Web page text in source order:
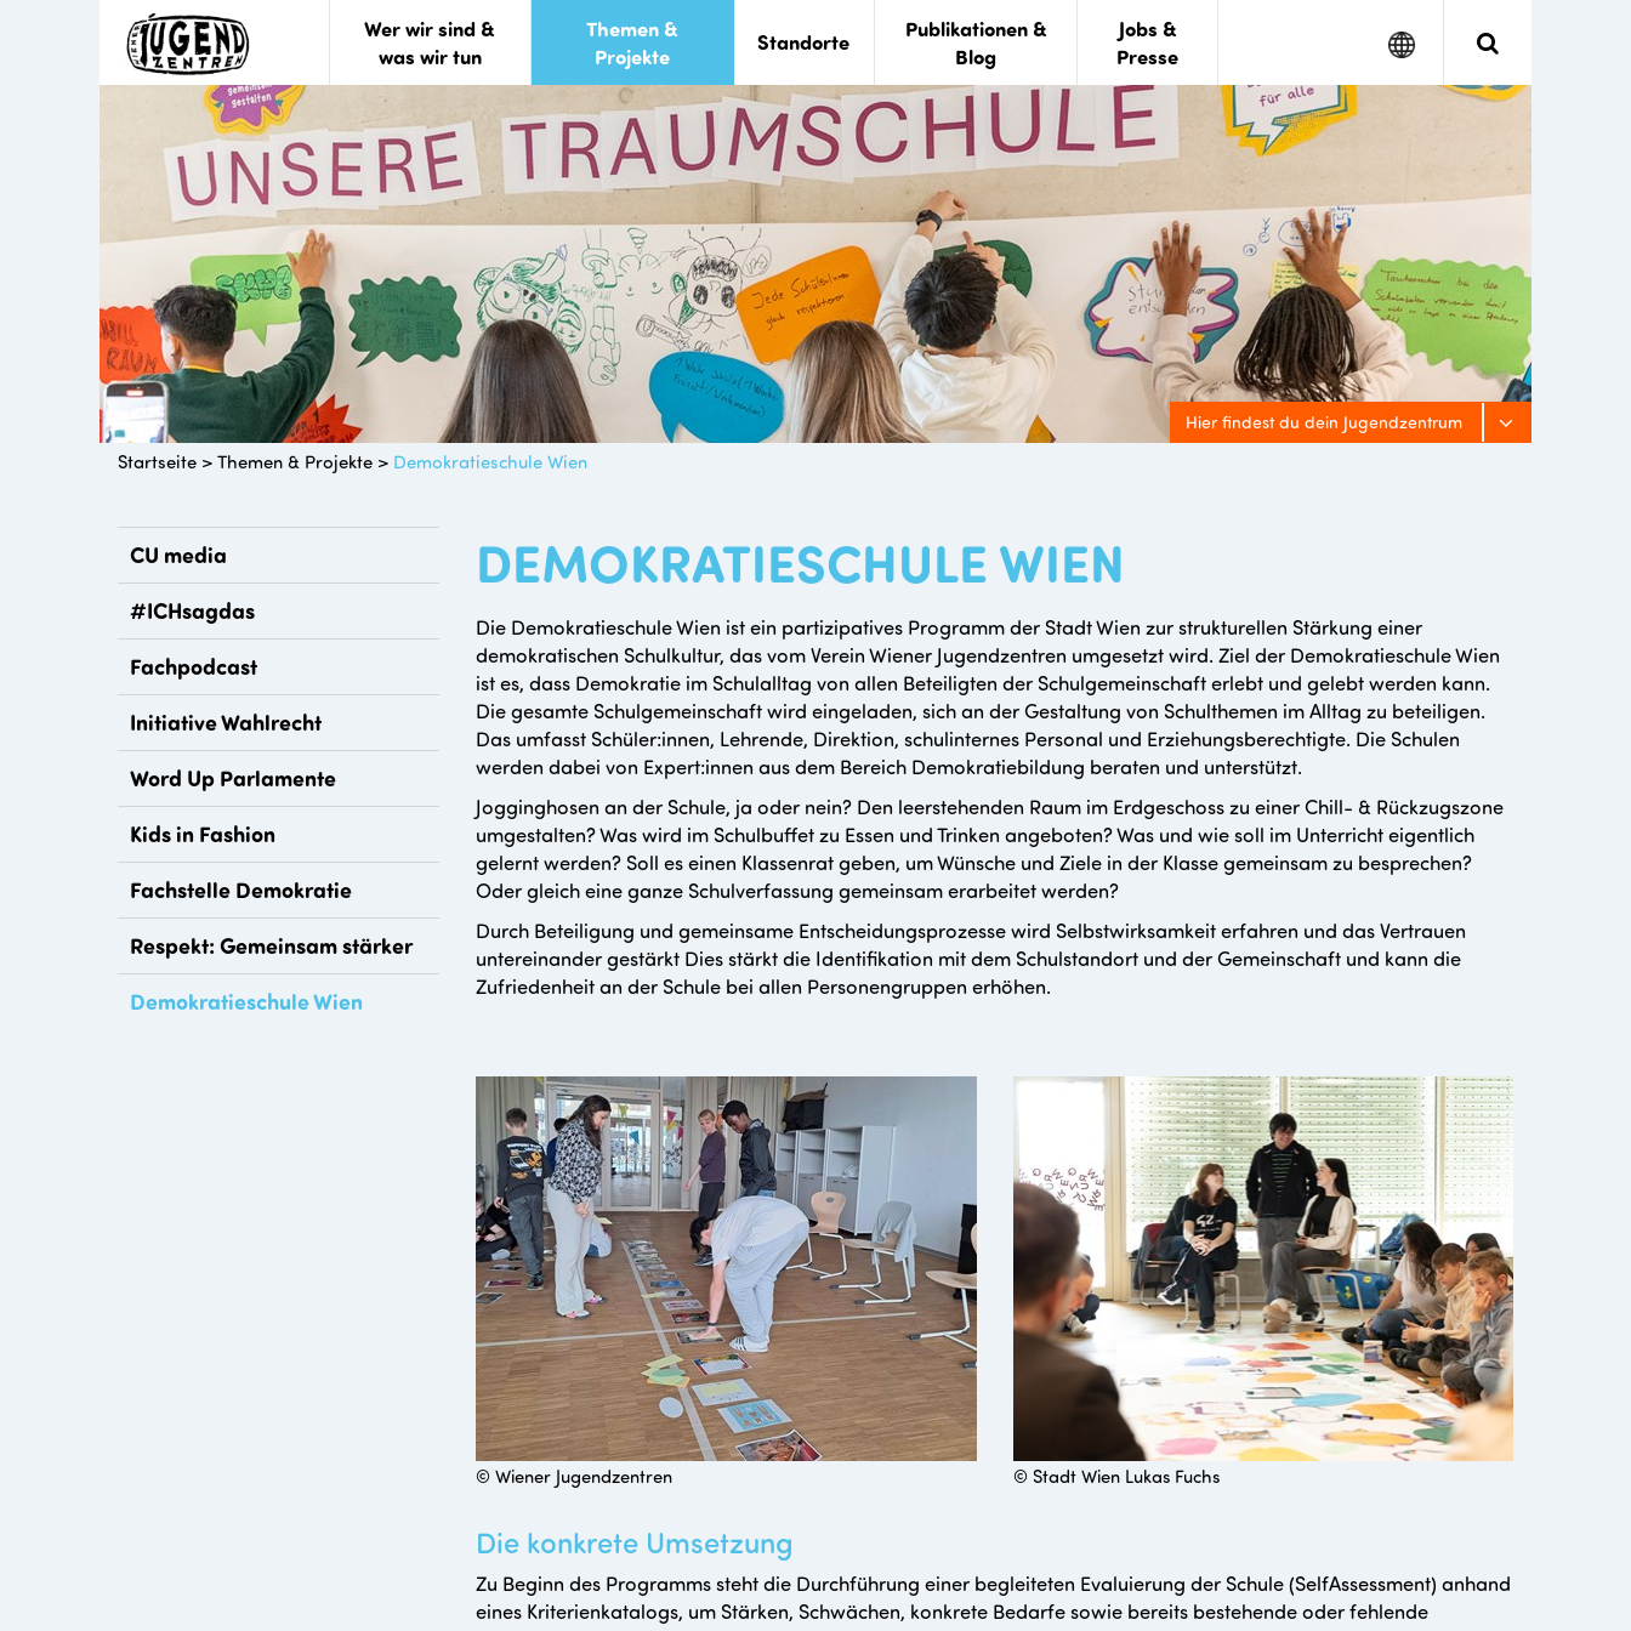
Wer wir sind &
was wir tun
Themen &
Projekte
Standorte
Publikationen &
Blog
Jobs &
Presse
Search
Google
Hier findest du dein Jugendzentrum
Startseite > Themen & Projekte > Demokratieschule Wien
CU media
#ICHsagdas
Fachpodcast
Initiative Wahlrecht
Word Up Parlamente
Kids in Fashion
Fachstelle Demokratie
Respekt: Gemeinsam stärker
Demokratieschule Wien
DEMOKRATIESCHULE WIEN
Die Demokratieschule Wien ist ein partizipatives Programm der Stadt Wien zur strukturellen Stärkung einer
demokratischen Schulkultur, das vom Verein Wiener Jugendzentren umgesetzt wird. Ziel der Demokratieschule Wien
ist es, dass Demokratie im Schulalltag von allen Beteiligten der Schulgemeinschaft erlebt und gelebt werden kann.
Die gesamte Schulgemeinschaft wird eingeladen, sich an der Gestaltung von Schulthemen im Alltag zu beteiligen.
Das umfasst Schüler:innen, Lehrende, Direktion, schulinternes Personal und Erziehungsberechtigte. Die Schulen
werden dabei von Expert:innen aus dem Bereich Demokratiebildung beraten und unterstützt.
Jogginghosen an der Schule, ja oder nein? Den leerstehenden Raum im Erdgeschoss zu einer Chill- & Rückzugszone
umgestalten? Was wird im Schulbuffet zu Essen und Trinken angeboten? Was und wie soll im Unterricht eigentlich
gelernt werden? Soll es einen Klassenrat geben, um Wünsche und Ziele in der Klasse gemeinsam zu besprechen?
Oder gleich eine ganze Schulverfassung gemeinsam erarbeitet werden?
Durch Beteiligung und gemeinsame Entscheidungsprozesse wird Selbstwirksamkeit erfahren und das Vertrauen
untereinander gestärkt Dies stärkt die Identifikation mit dem Schulstandort und der Gemeinschaft und kann die
Zufriedenheit an der Schule bei allen Personengruppen erhöhen.
© Wiener Jugendzentren © Stadt Wien Lukas Fuchs
Die konkrete Umsetzung
Zu Beginn des Programms steht die Durchführung einer begleiteten Evaluierung der Schule (SelfAssessment) anhand
eines Kriterienkatalogs, um Stärken, Schwächen, konkrete Bedarfe sowie bereits bestehende oder fehlende